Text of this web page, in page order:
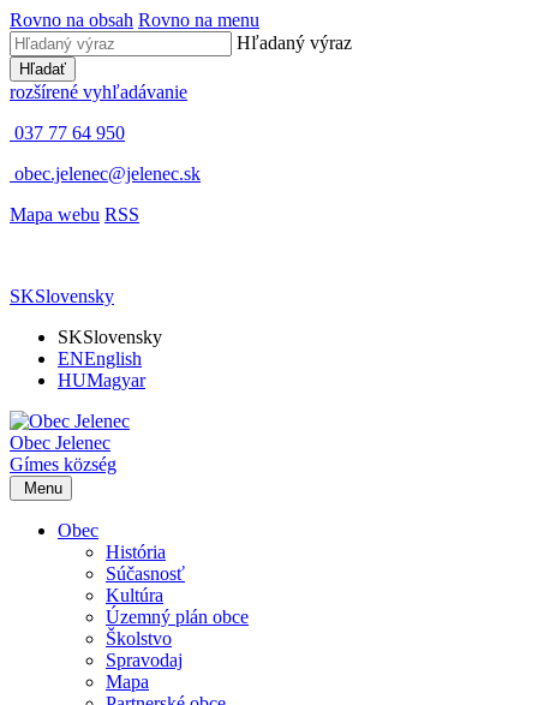
Rovno na obsah Rovno na menu
Hľadaný výraz
Hľadať
rozšírené vyhľadávanie
037 77 64 950
obec.jelenec@jelenec.sk
Mapa webu RSS
SKSlovensky
SKSlovensky
ENEnglish
HUMagyar
Obec Jelenec
Gímes község
Menu
Obec
História
Súčasnosť
Kultúra
Územný plán obce
Školstvo
Spravodaj
Mapa